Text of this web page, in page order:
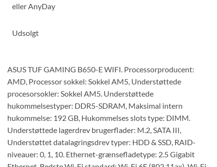
eller AnyDay
Udsolgt
ASUS TUF GAMING B650-E WIFI. Processorproducent:
AMD, Processor sokkel: Sokkel AM5, Understøttede
procesorsokler: Sokkel AM5. Understøttede
hukommelsestyper: DDR5-SDRAM, Maksimal intern
hukommelse: 192 GB, Hukommelses slots type: DIMM.
Understøttede lagerdrev brugerflader: M.2, SATA III,
Understøttet datalagringsdrev typer: HDD & SSD, RAID-
niveauer: 0, 1, 10. Ethernet-grænsefladetype: 2.5 Gigabit